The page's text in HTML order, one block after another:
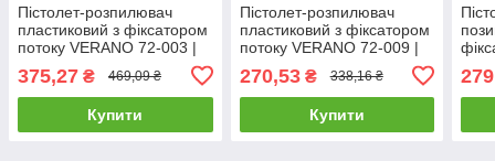
Пістолет-розпилювач
пластиковий з фіксатором
потоку VERANO 72-003 |
пістолет для поливу саду
375,27 ₴ 469,09 ₴
Купити
Пістолет-розпилювач
пластиковий з фіксатором
потоку VERANO 72-009 |
пістолет для поливу саду
270,53₴ 338,16 ₴
Купити